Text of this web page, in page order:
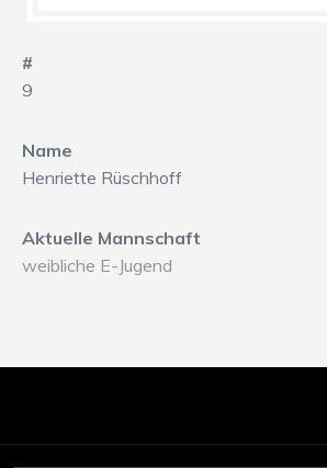
#
9
Name
Henriette Rüschhoff
Aktuelle Mannschaft
weibliche E-Jugend